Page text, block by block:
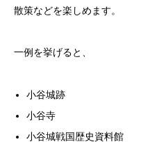
散策などを楽しめます。
一例を挙げると、
小谷城跡
小谷寺
小谷城戦国歴史資料館